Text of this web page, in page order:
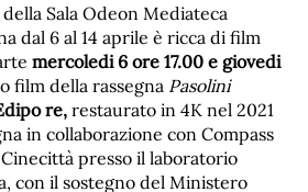
Sala Odeon Mediateca
dal 6 al 14 aprile è ricca di film
mercoledi 6 ore 17.00 e giovedi
film della rassegna Pasolini
re, restaurato in 4K nel 2021
in collaborazione con Compass
presso il laboratorio
con il sostegno del Ministero